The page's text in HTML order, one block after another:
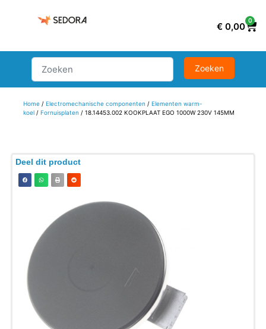
€ 0,00
0
Home/ Electromechanische componenten / Elementen warm-
koel/ Fornuisplaten / 18.14453.002 KOOKPLAAT EGO 1000W 230V 145MM
Deel dit product